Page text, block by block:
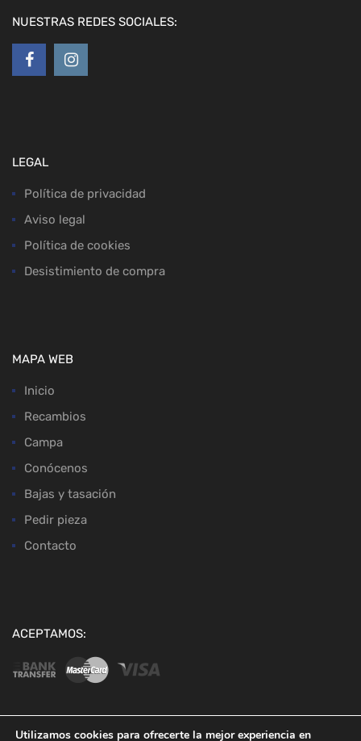
NUESTRAS REDES SOCIALES:
LEGAL
Política de privacidad
Aviso legal
Política de cookies
Desistimiento de compra
MAPA WEB
Inicio
Recambios
Campa
Conócenos
Bajas y tasación
Pedir pieza
Contacto
ACEPTAMOS:
Utilizamos cookies para ofrecerte la mejor experiencia en